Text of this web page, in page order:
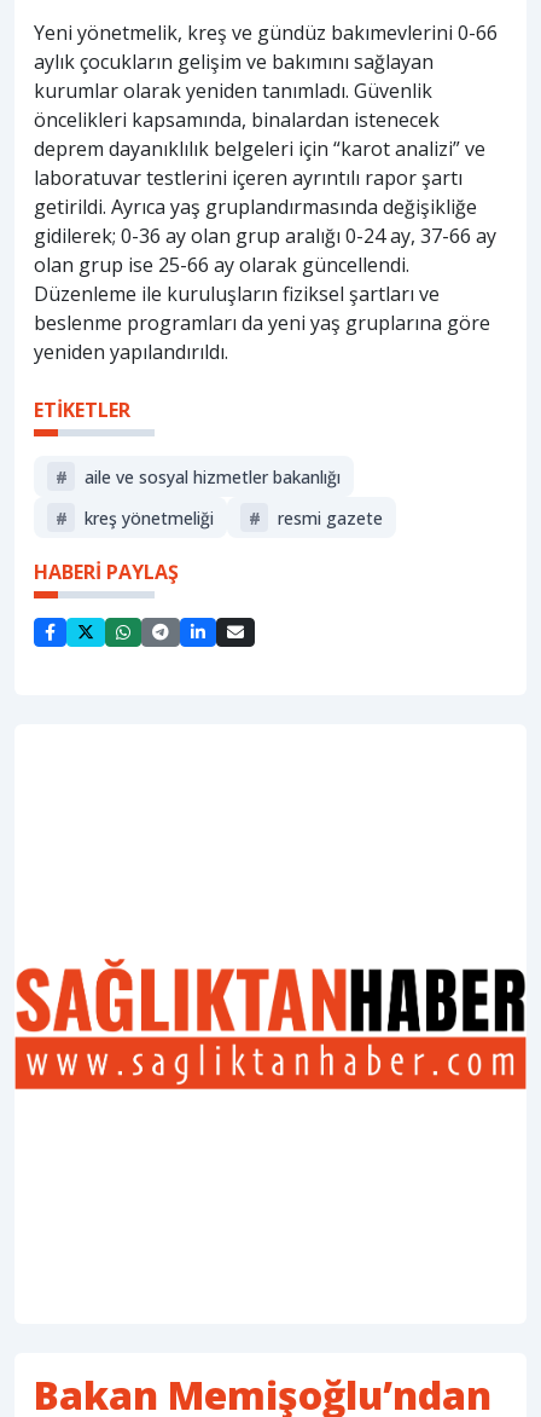
Yeni yönetmelik, kreş ve gündüz bakımevlerini 0-66
aylık çocukların gelişim ve bakımını sağlayan
kurumlar olarak yeniden tanımladı. Güvenlik
öncelikleri kapsamında, binalardan istenecek
deprem dayanıklılık belgeleri için “karot analizi” ve
laboratuvar testlerini içeren ayrıntılı rapor şartı
getirildi. Ayrıca yaş gruplandırmasında değişikliğe
gidilerek; 0-36 ay olan grup aralığı 0-24 ay, 37-66 ay
olan grup ise 25-66 ay olarak güncellendi.
Düzenleme ile kuruluşların fiziksel şartları ve
beslenme programları da yeni yaş gruplarına göre
yeniden yapılandırıldı.
ETİKETLER
#
aile ve sosyal hizmetler bakanlığı
#
kreş yönetmeliği # resmi gazete
HABERİ PAYLAŞ
Bakan Memişoğlu’ndan